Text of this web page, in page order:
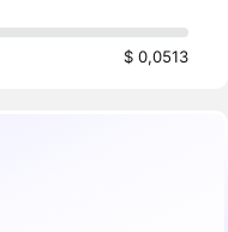
$ 0,0513